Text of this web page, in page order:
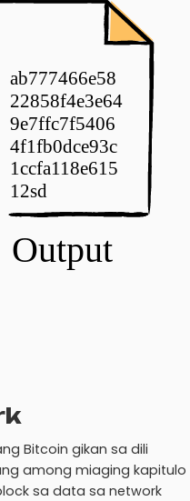
Bitcoin gikan sa dili
among miaging kapitulo
sa data sa network